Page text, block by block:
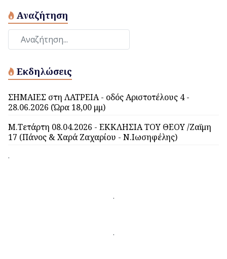
Αναζήτηση
Εκδηλώσεις
ΣΗΜΑΙΕΣ στη ΛΑΤΡΕΙΑ - οδός Αριστοτέλους 4 -
28.06.2026 (Ώρα 18,00 μμ)
Μ.Τετάρτη 08.04.2026 - ΕΚΚΛΗΣΙΑ ΤΟΥ ΘΕΟΥ /Ζαϊμη
17 (Πάνος & Χαρά Ζαχαρίου - Ν.Ιωσηφέλης)
.
.
.